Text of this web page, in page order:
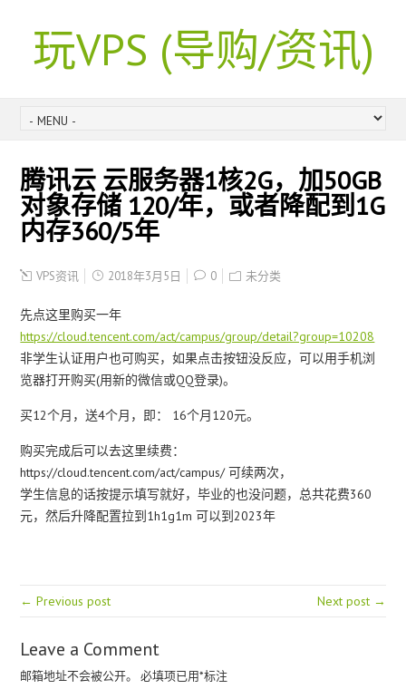
玩VPS (导购/资讯)
腾讯云 云服务器1核2G，加50GB
对象存储 120/年，或者降配到1G
内存360/5年
VPS资讯 2018年3月5日 0 未分类
先点这里购买一年
https://cloud.tencent.com/act/campus/group/detail?group=10208
非学生认证用户也可购买，如果点击按钮没反应，可以用手机浏
览器打开购买(用新的微信或QQ登录)。
买12个月，送4个月，即： 16个月120元。
购买完成后可以去这里续费：
https://cloud.tencent.com/act/campus/ 可续两次，
学生信息的话按提示填写就好，毕业的也没问题，总共花费360
元，然后升降配置拉到1h1g1m 可以到2023年
← Previous post Next post →
Leave a Comment
邮箱地址不会被公开。 必填项已用*标注